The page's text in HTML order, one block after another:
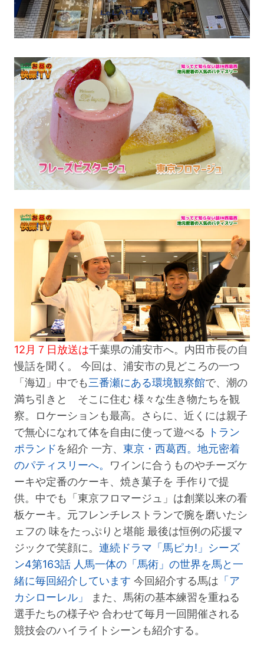
12月７日放送は千葉県の浦安市へ。内田市長の自
慢話を聞く。 今回は、浦安市の見どころの一つ
「海辺」中でも三番瀬にある環境観察館で、潮の
満ち引きと そこに住む 様々な生き物たちを観
察。ロケーションも最高。さらに、近くには親子
で無心になれて体を自由に使って遊べる
トラン
ポランドを紹介 一方、 東京・西葛西。地元密着
のパティスリーへ。 ワインに合うものやチーズケ
ーキや定番のケーキ、焼き菓子を 手作りで提
供。中でも「東京フロマージュ」は創業以来の看
板ケーキ。元フレンチレストランで腕を磨いたシ
ェフの 味をたっぷりと堪能 最後は恒例の応援マ
ジックで笑顔に。 連続ドラマ「馬ピカ!」シーズ
ン4第163話 人馬一体の「馬術」の世界を馬と一
緒に毎回紹介しています 今回紹介する馬は 「ア
カシローレル」
また、馬術の基本練習を重ねる
選手たちの様子や 合わせて毎月一回開催される
競技会のハイライトシーンも紹介する。